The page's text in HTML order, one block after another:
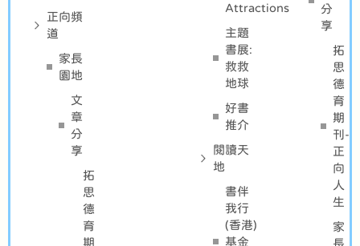
正向頻
道
家長
園地
文
章
分
享
拓
思
德
育
期
Attractions
主題
書展:
救救
地球
好書
推介
閱讀天
地
書伴
我行
(香港)
基金
分
享
拓
思
德
育
期
刊-
正
向
人
生
家
長